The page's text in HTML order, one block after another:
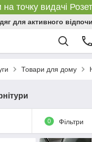
точку видачі
для активного
Товари для дому
0 Фільтри